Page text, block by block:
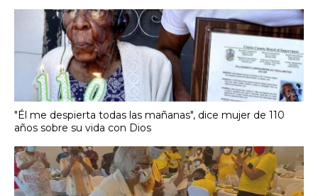
"Él me despierta todas las mañanas", dice mujer de 110
años sobre su vida con Dios